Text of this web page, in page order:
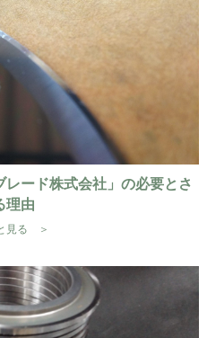
ード株式会社」の必要とさ
理由
見る ＞